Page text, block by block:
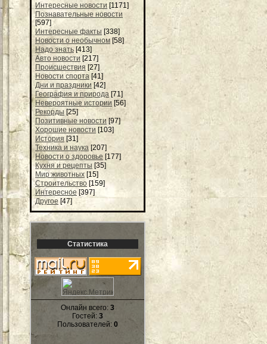
Интересные новости [1171]
Познавательные новости
[597]
Интересные факты [338]
Новости о необычном [58]
Надо знать [413]
Авто новости [217]
Происшествия [27]
Новости спорта [41]
Дни и праздники [42]
География и природа [71]
Невероятные истории [56]
Рекорды [25]
Позитивные новости [97]
Хорошие новости [103]
История [31]
Техника и наука [207]
Новости о здоровье [177]
Кухня и рецепты [35]
Мир животных [15]
Строительство [159]
Интересное [397]
Другое [47]
Статистика
Онлайн всего: 3
Гостей: 3
Пользователей: 0